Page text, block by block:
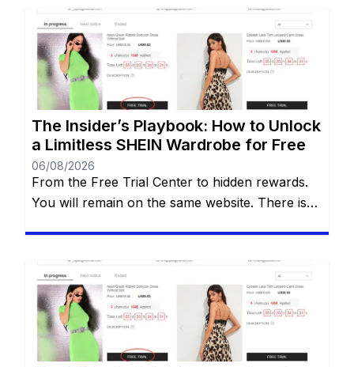
social media about the highly coveted SHEIN
Free Trial Center. However, locating this hidden
gem—and more importantly, actually getting
your applications approved—can often […]
The Insider’s Playbook: How to Unlock
a Limitless SHEIN Wardrobe for Free
06/08/2026
From the Free Trial Center to hidden rewards.
You will remain on the same website. There is
endless stream of trendy styles, the vibrant
aesthetics, and the sheer variety of options can
be incredibly addictive. However, staring down
the final checkout total […]